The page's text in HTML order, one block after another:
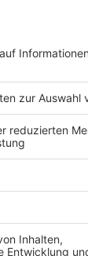
Mythen,
können
3
Kosten im